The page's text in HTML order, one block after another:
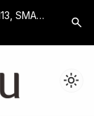
SMA
search
light_mode